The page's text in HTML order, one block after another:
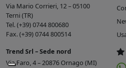
Via Mario Corrieri, 12 – 05100
Terni (TR)
Tel. (+39) 0744 800680
Fax. (+39) 0744 800514
Trend Srl – Sede nord
Via Faro, 4 – 20876 Ornago (MI)